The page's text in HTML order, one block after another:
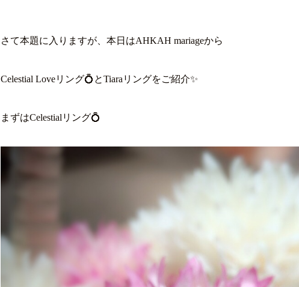
さて本題に入りますが、本日はAHKAH mariageから
Celestial Loveリング💍とTiaraリングをご紹介✨
まずはCelestialリング💍